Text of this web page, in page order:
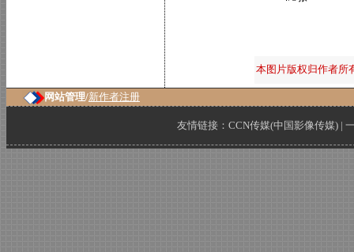
本图片版权归作者所
网站管理/新作者注册
友情链接： CCN传媒(中国影像传媒) |